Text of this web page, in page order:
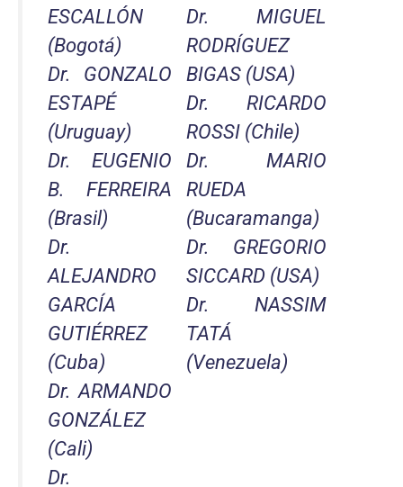
ESCALLÓN
(Bogotá)
Dr. GONZALO
ESTAPÉ
(Uruguay)
Dr. EUGENIO
B. FERREIRA
(Brasil)
Dr.
ALEJANDRO
GARCÍA
GUTIÉRREZ
(Cuba)
Dr. ARMANDO
GONZÁLEZ
(Cali)
Dr.
Dr. MIGUEL
RODRÍGUEZ
BIGAS (USA)
Dr. RICARDO
ROSSI (Chile)
Dr. MARIO
RUEDA
(Bucaramanga)
Dr. GREGORIO
SICCARD (USA)
Dr. NASSIM
TATÁ
(Venezuela)